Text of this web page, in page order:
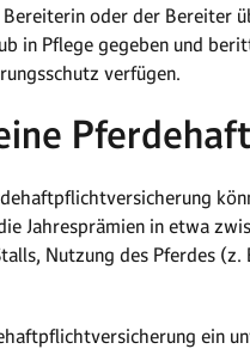
oder der Bereiter
in Pflege gegeben und
verfügen.
Jahresprämien in etwa
Nutzung des Pferdes
ein